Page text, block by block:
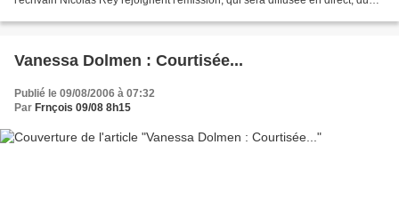
Vanessa Dolmen : Courtisée...
Publié le 09/08/2006 à 07:32
Par Frnçois 09/08 8h15